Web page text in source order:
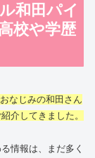
和田パイ
校や学歴
なじみの和田さん
介してきました。
情報は、まだ多く